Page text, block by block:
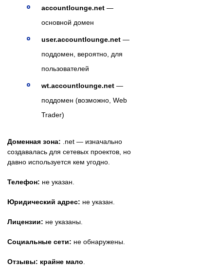
accountlounge.net —
основной домен
user.accountlounge.net —
поддомен, вероятно, для
пользователей
wt.accountlounge.net —
поддомен (возможно, Web
Trader)
Доменная зона: .net — изначально
создавалась для сетевых проектов, но
давно используется кем угодно.
Телефон: не указан.
Юридический адрес: не указан.
Лицензии: не указаны.
Социальные сети: не обнаружены.
Отзывы: крайне мало